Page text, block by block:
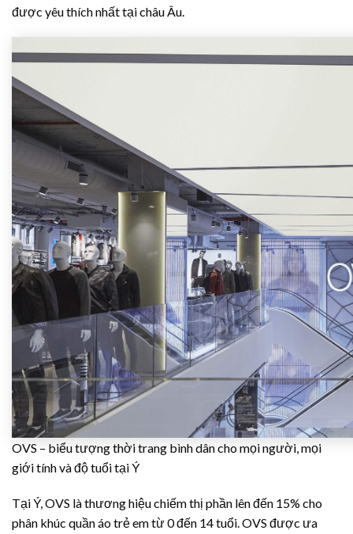
được yêu thích nhất tại châu Âu.
OVS – biểu tượng thời trang bình dân cho mọi người, mọi
giới tính và độ tuổi tại Ý
Tại Ý, OVS là thương hiệu chiếm thị phần lên đến 15% cho
phân khúc quần áo trẻ em từ 0 đến 14 tuổi. OVS được ưa